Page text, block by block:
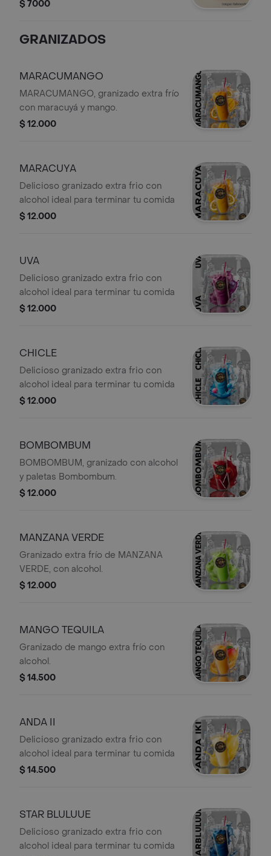
$ 7000
GRANIZADOS
MARACUMANGO
MARACUMANGO, granizado extra frío
con maracuyá y mango.
$ 12.000
MARACUYA
Delicioso granizado extra frio con
alcohol ideal para terminar tu comida
$ 12.000
UVA
Delicioso granizado extra frio con
alcohol ideal para terminar tu comida
$ 12.000
CHICLE
Delicioso granizado extra frio con
alcohol ideal para terminar tu comida
$ 12.000
BOMBOMBUM
BOMBOMBUM, granizado con alcohol
y paletas Bombombum.
$ 12.000
MANZANA VERDE
Granizado extra frío de MANZANA
VERDE, con alcohol.
$ 12.000
MANGO TEQUILA
Granizado de mango extra frío con
alcohol.
$ 14.500
ANDA II
Delicioso granizado extra frio con
alcohol ideal para terminar tu comida
$ 14.500
STAR BLULUUE
Delicioso granizado extra frio con
alcohol ideal para terminar tu comida